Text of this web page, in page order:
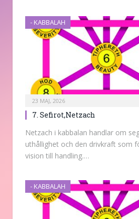
- KABBALAH
23 MAJ, 2026
7. Sefirot,Netzach
Netzach i kabbalan handlar om
uthållighet och den drivkraft som
vision till handling.…
- KABBALAH